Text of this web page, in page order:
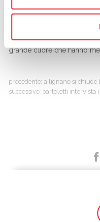
Sorridono invece alle
finale di 4/6, 6/4, 6/3.
Le ragazze della Cano
grande cuore che hanno
precedente: a lignano si chiude
successivo: bartoletti intervista